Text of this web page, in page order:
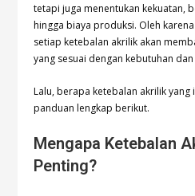
tetapi juga menentukan kekuatan,
hingga biaya produksi. Oleh
setiap ketebalan akrilik akan
yang sesuai dengan kebutuhan
Lalu, berapa ketebalan akrilik yang
panduan lengkap berikut.
Mengapa Ketebalan
Penting?